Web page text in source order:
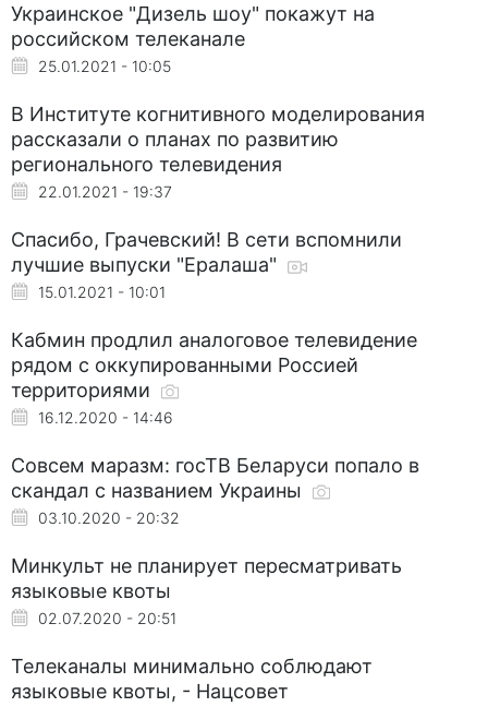
Украинское "Дизель шоу" покажут на
российском телеканале
25.01.2021 - 10:05
В Институте когнитивного моделирования
рассказали о планах по развитию
регионального телевидения
22.01.2021 - 19:37
Спасибо, Грачевский! В сети вспомнили
лучшие выпуски "Ералаша"
15.01.2021 - 10:01
Кабмин продлил аналоговое телевидение
рядом с оккупированными Россией
территориями
16.12.2020 - 14:46
Совсем маразм: госТВ Беларуси попало в
скандал с названием Украины
03.10.2020 - 20:32
Минкульт не планирует пересматривать
языковые квоты
02.07.2020 - 20:51
Телеканалы минимально соблюдают
языковые квоты, - Нацсовет